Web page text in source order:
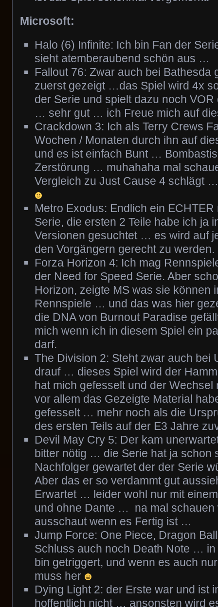
Microsoft:
Halo (6) Infinite: Ich bin Fan der
sieht atemberaubend schön aus …
Fallout 76: Zwar auch bei Bathesda
zuerst gezeigt …das Spiel wird 4x
der Serie und spielt dazu noch VOR
… sehr gut … ich Freue mich auf
Crackdown 3: Ich als Terry Crews
Wochen / Monaten durch ihn auf
und es ist einfach Bunt …
Zerstörung … muhahaha mal
Vergleich zu Just Cause 4 schlägt
Metro Exodus: Endlich ein
Serie, die ersten 2 Teile habe ich ja
Versionen gesuchtet … es wird auf
den Vorgängern gerecht zu werden.
Forza Horizon 4: Ich mag
der Need for Speed Serie. Aber
Horizon, zeigte MS was sie können
Rennspiele … und das was hier
die DNA von Burnout Paradise
mich wenn ich in diesem Spiel ein
darf.
The Division 2: Steht zwar auch
drauf … dieses Spiel wird der
hat mich gefesselt und der
vor allem das Gezeigte Material
gefesselt … mehr noch als die
des ersten Teils auf der E3 Jahre
Devil May Cry 5: Der kam
bitter nötig … die Serie hat ja schon
Nachfolger gewartet der der Serie
Aber das er so verdammt gut
Erwartet … leider wohl nur mit
und ohne Dante … na mal schauen
ausschaut wenn es Fertig ist …
Jump Force: One Piece, Dragon
Schluss auch noch Death Note …
bin getriggert, und wenn es auch
muss her
Dying Light 2: der Erste war und ist
hoffentlich nicht … ansonsten wird